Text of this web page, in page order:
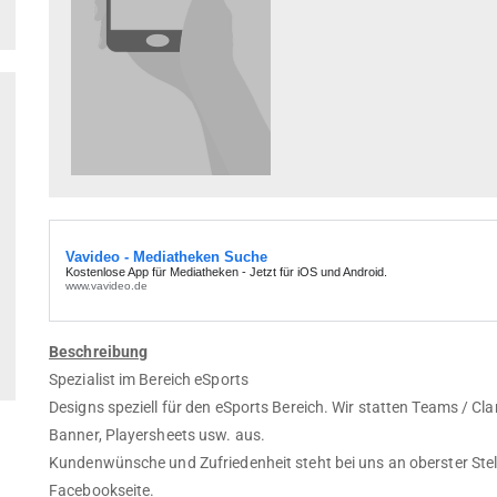
Beschreibung
Spezialist im Bereich eSports
Designs speziell für den eSports Bereich. Wir statten Teams /
Banner, Playersheets usw. aus.
Kundenwünsche und Zufriedenheit steht bei uns an oberster
Facebookseite.